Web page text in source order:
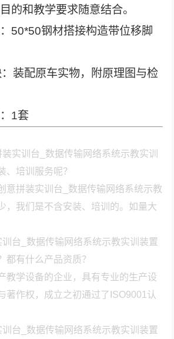
的和教学要求随意结合。
50*50钢材搭接构造带位移脚
装配原车实物，附原理图与检
1套
实训台_数据传输网络系统示教实训
、培训服务呢？
意拼装实训台_数据传输网络系统示教
，我们是不含安装、培训的。如量大
台_数据传输网络系统示教实训装置
都有什么产品资质？
教学设备的企业，具有专业的生产设
著作权，成立之初通过了ISO9001认
台_数据传输网络系统示教实训装置